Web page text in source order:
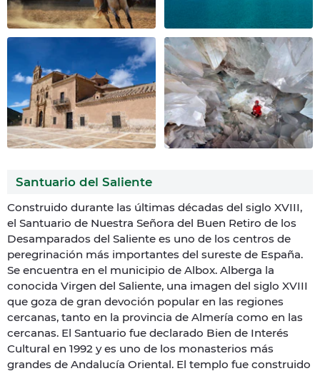
Santuario del Saliente
Construido durante las últimas décadas del siglo XVIII,
el Santuario de Nuestra Señora del Buen Retiro de los
Desamparados del Saliente es uno de los centros de
peregrinación más importantes del sureste de España.
Se encuentra en el municipio de Albox. Alberga la
conocida Virgen del Saliente, una imagen del siglo XVIII
que goza de gran devoción popular en las regiones
cercanas, tanto en la provincia de Almería como en las
cercanas. El Santuario fue declarado Bien de Interés
Cultural en 1992 y es uno de los monasterios más
grandes de Andalucía Oriental. El templo fue construido